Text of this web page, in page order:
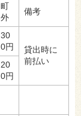
町
外
備考
30
0円
貸出時に
前払い
20
0円